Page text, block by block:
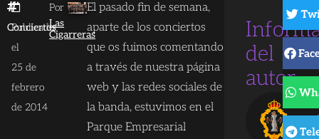
Conciertos
Publicado
el
25 de
febrero
de 2014
Por
Las
Cigarreras
El pasado fin de semana,
aparte de los conciertos
que os fuimos comentando
a través de nuestra página
web y las redes sociales de
la banda, estuvimos en el
Parque Empresarial
del
autor